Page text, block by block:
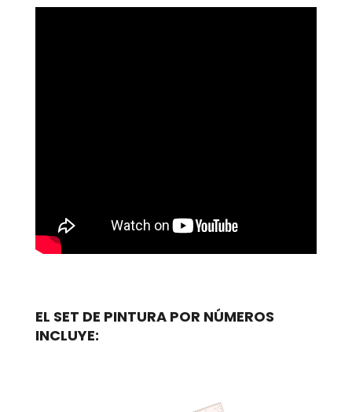
EL SET DE PINTURA POR NÚMEROS
INCLUYE: